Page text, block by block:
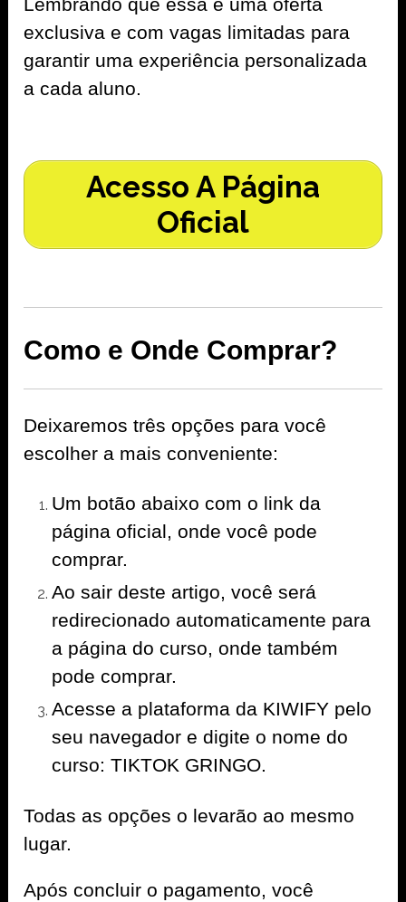
exclusiva e com vagas limitadas para
garantir uma experiência personalizada
a cada aluno.
Acesso A Página
Oficial
Como e Onde Comprar?
Deixaremos três opções para você
escolher a mais conveniente:
Um botão abaixo com o link da
página oficial, onde você pode
comprar.
Ao sair deste artigo, você será
redirecionado automaticamente para
a página do curso, onde também
pode comprar.
Acesse a plataforma da KIWIFY pelo
seu navegador e digite o nome do
curso: TIKTOK GRINGO.
Todas as opções o levarão ao mesmo
lugar.
Após concluir o pagamento, você